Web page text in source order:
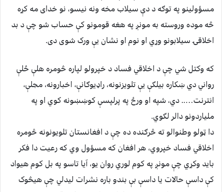
مسؤولينو په توګه د دې سيلاب مخه ونه نيسو، نو خداى مه کړه
څه موده وروسته به مونږ په هغه قومونو كې حساب شو چې د بد
اخلاقۍ سيلابونو وړي او نوم او نشان يې ورک شوى دى.
كه وكتل شي چې د اخلاقي فساد د خپرولو لپاره څومره هلې ځلې
رواني دي ښكاره بيلګې يې تلويزنونه، راډيوګانې، اخبارونه، مجلې،
انترنت….. دي، شپه او ورځ په پرلپسې کوښښونه كوي او په
ملياردونو دالر لګوي.
دا ټولو وطنوالو ته څرګنده ده چې د افغانستان تلويونونه څومره
اخلاقي فساد خپروي، هر افغان که مسؤول وي که رعيت دا فکر
بايد وکړي چې مونږ په کوم لوري روان يو، آيا تاسو په بل کوم هيواد
کې داسې حالات يا داسې بې بندو باره نشرات ليدلي چې هيڅوک